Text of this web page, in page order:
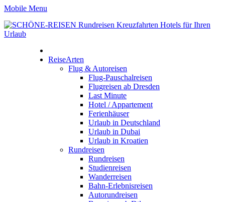
Mobile Menu
ReiseArten
Flug & Autoreisen
Flug-Pauschalreisen
Flugreisen ab Dresden
Last Minute
Hotel / Appartement
Ferienhäuser
Urlaub in Deutschland
Urlaub in Dubai
Urlaub in Kroatien
Rundreisen
Rundreisen
Studienreisen
Wanderreisen
Bahn-Erlebnisreisen
Autorundreisen